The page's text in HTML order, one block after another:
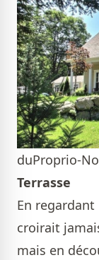
duProprio-
Terrasse
En
croirait
mais en